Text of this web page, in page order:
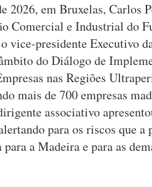
2026, em Bruxelas, Carlos
Comercial e Industrial do
vice-presidente Executivo
do Diálogo de
nas Regiões
mais de 700 empresas
associativo
para os riscos que a
a Madeira e para as